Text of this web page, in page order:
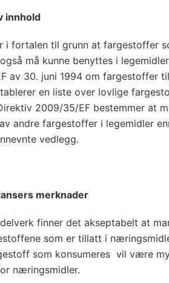
innhold
i fortalen til grunn at fargestoffer
må kunne benyttes i
av 30. juni 1994 om fargestoffer
en liste over lovlige
2009/35/EF bestemmer at
andre fargestoffer i legemidler
vedlegg.
merknader
finner det akseptabelt at
som er tillatt i
som konsumeres vil være
næringsmidler.